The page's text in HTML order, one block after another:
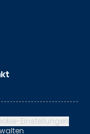
Einstellungen